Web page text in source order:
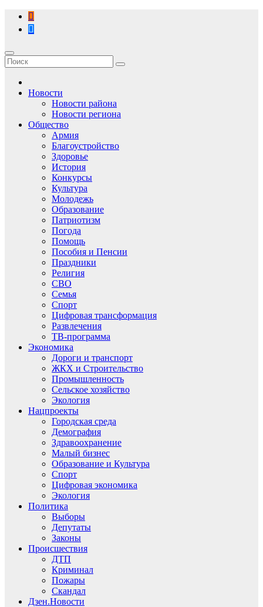
Перейти
содержимому
Новости
Новости района
Новости региона
Общество
Армия
Благоустройство
Здоровье
История
Конкурсы
Культура
Молодежь
Образование
Патриотизм
Погода
Помощь
Пособия и Пенсии
Праздники
Религия
СВО
Семья
Спорт
Цифровая трансформация
Развлечения
ТВ-программа
Экономика
Дороги и транспорт
ЖКХ и Строительство
Промышленность
Сельское хозяйство
Экология
Нацпроекты
Городская среда
Демография
Здравоохранение
Малый бизнес
Образование и Культура
Спорт
Цифровая экономика
Экология
Политика
Выборы
Депутаты
Законы
Происшествия
ДТП
Криминал
Пожары
Скандал
Дзен.Новости